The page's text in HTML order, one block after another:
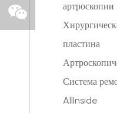
артроскопии
пластина
Система
AllInside